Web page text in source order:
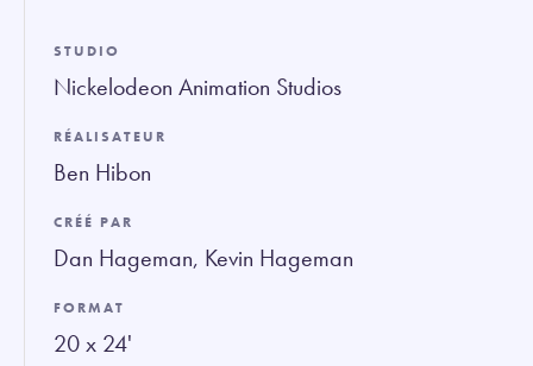
STUDIO
Nickelodeon Animation Studios
RÉALISATEUR
Ben Hibon
CRÉÉ PAR
Dan Hageman, Kevin Hageman
FORMAT
20 x 24'